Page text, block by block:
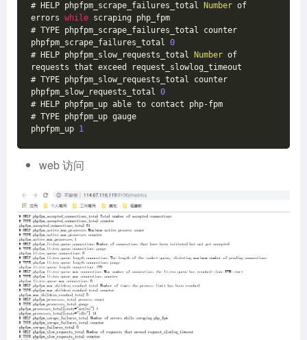
# HELP phpfpm_scrape_failures_total
Number of
errors while scraping php_fpm
# TYPE phpfpm_scrape_failures_total counter
phpfpm_scrape_failures_total 0
# HELP phpfpm_slow_requests_total
Number of
requests that exceed request_slowlog_timeout
# TYPE phpfpm_slow_requests_total counter
phpfpm_slow_requests_total 0
# HELP phpfpm_up able to contact php-fpm
# TYPE phpfpm_up gauge
phpfpm_up 1
web 访问